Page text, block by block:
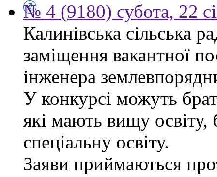
№ 4 (9180) субота, 22
Калинівська сільська
заміщення вакантної
інженера
У конкурсі можуть
які мають вищу освіту,
спеціальну освіту.
Заяви приймаються